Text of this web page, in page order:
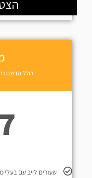
כולל
שעורים לייב עם